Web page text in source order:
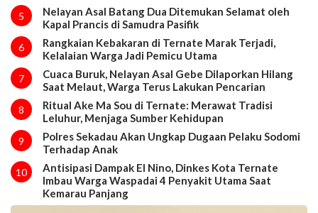
5
Nelayan Asal Batang Dua Ditemukan Selamat oleh
Kapal Prancis di Samudra Pasifik
6
Rangkaian Kebakaran di Ternate Marak Terjadi,
Kelalaian Warga Jadi Pemicu Utama
7
Cuaca Buruk, Nelayan Asal Gebe Dilaporkan Hilang
Saat Melaut, Warga Terus Lakukan Pencarian
8
Ritual Ake Ma Sou di Ternate: Merawat Tradisi
Leluhur, Menjaga Sumber Kehidupan
9
Polres Sekadau Akan Ungkap Dugaan Pelaku Sodomi
Terhadap Anak
10
Antisipasi Dampak El Nino, Dinkes Kota Ternate
Imbau Warga Waspadai 4 Penyakit Utama Saat
Kemarau Panjang